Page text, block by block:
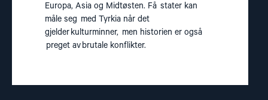
Europa, Asia og Midtøsten. Få stater kan
måle seg med Tyrkia når det
gjelder kulturminner, men historien er også
preget av brutale konflikter.